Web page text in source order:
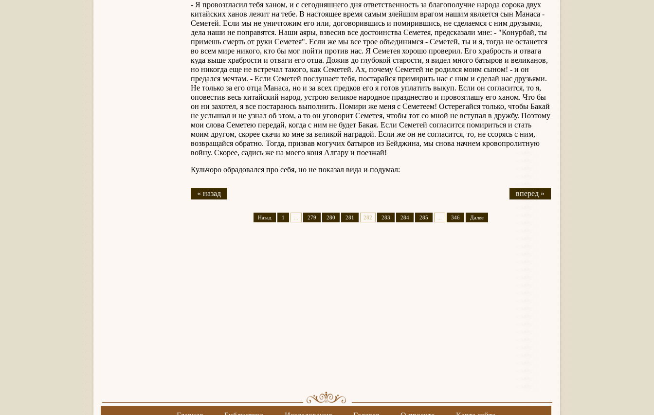
- Я провозгласил тебя ханом, и с сегодняшнего дня ответственность за благополучие народа сорока двух
китайских ханов лежит на тебе. В настоящее время самым злейшим врагом нашим является сын Манаса -
Семетей. Если мы не уничтожим его или, договорившись и помирившись, не сделаемся с ним друзьями,
дела наши не поправятся. Наши аяры, взвесив все достоинства Семетея, предсказали мне: - "Конурбай, ты
примешь смерть от руки Семетея". Если же мы все трое объединимся - Семетей, ты и я, тогда не останется
во всем мире никого, кто бы мог пойти против нас. Я Семетея хорошо проверил. Его храбрость и отвага
куда выше храбрости и отваги его отца. Дожив до глубокой старости, я видел много батыров и великанов,
но никогда еще не встречал такого, как Семетей. Ах, почему Семетей не родился моим сыном! - и он
предался мечтам. - Если Семетей послушает тебя, постарайся примирить нас с ним и сделай нас друзьями.
Не только за его отца Манаса, но и за всех предков его я готов уплатить выкуп. Если он согласится, то я,
оповестив весь китайский народ, устрою великое народное празднество и провозглашу его ханом. Что бы
он ни захотел, я все постараюсь выполнить. Помири же меня с Семетеем! Остерегайся только, чтобы Бакай
не услышал и не узнал об этом, а то он уговорит Семетея, чтобы тот со мной не вступал в дружбу. Поэтому
мои слова Семетею передай, когда с ним не будет Бакая. Если Семетей согласится помириться и стать
моим другом, скорее скачи ко мне за великой наградой. Если же он не согласится, то, не ссорясь с ним,
возвращайся обратно. Тогда, призвав могучих батыров из Бейджина, мы снова начнем кровопролитную
войну. Скорее, садись же на моего коня Алгару и поезжай!
Кульчоро обрадовался про себя, но не показал вида и подумал:
« назад вперед »
Назад 1 279 280 281 282 283 284 285 346 Далее